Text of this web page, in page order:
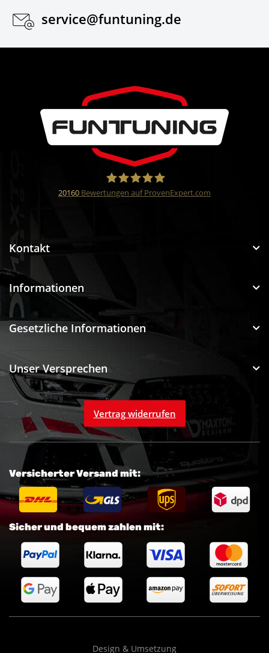
service@funtuning.de
20160 Bewertungen auf ProvenExpert.com
Kontakt
Informationen
Gesetzliche Informationen
Unser Versprechen
Vertrag widerrufen
Sicher und bequem zahlen mit:
Versicherter Versand mit:
Design & Umsetzung